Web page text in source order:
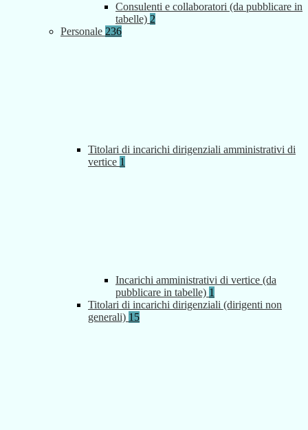
Consulenti e collaboratori (da pubblicare in
tabelle) 2
Personale 236
Titolari di incarichi dirigenziali amministrativi di
vertice 1
Incarichi amministrativi di vertice (da
pubblicare in tabelle) 1
Titolari di incarichi dirigenziali (dirigenti non
generali) 15